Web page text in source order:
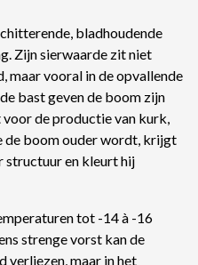
bladhoudende
Zijn sierwaarde zit niet
maar vooral in de opvallende
bast geven de boom zijn
de productie van kurk,
de boom ouder wordt, krijgt
structuur en kleurt hij
tot -14 à -16
strenge vorst kan de
verliezen, maar in het